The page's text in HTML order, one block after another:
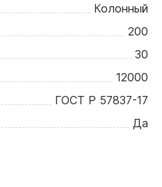
Колонный
200
30
12000
ГОСТ Р 57837-17
Да